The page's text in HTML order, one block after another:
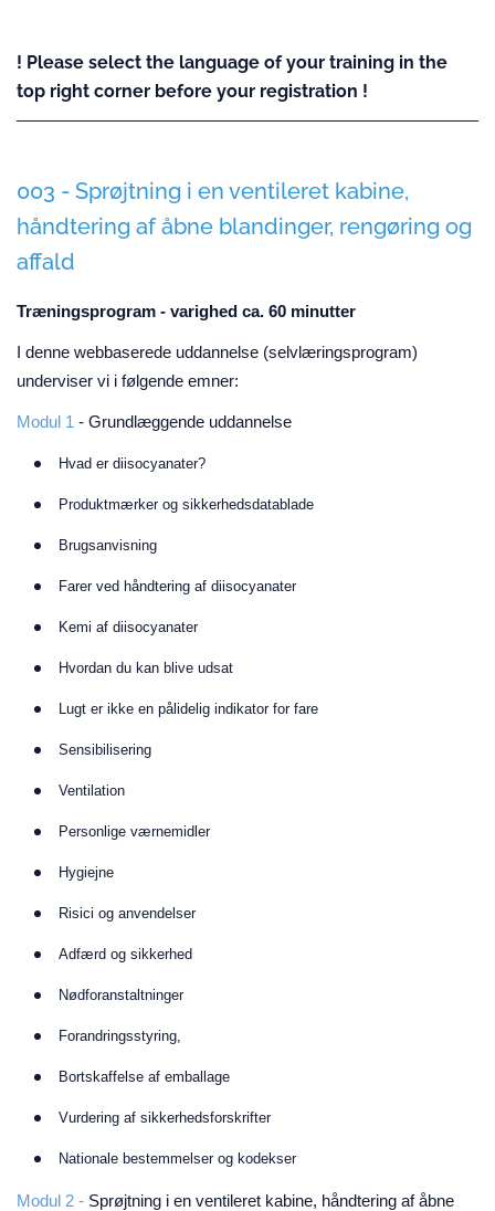
! Please select the language of your training in the
top right corner before your registration !
003 - Sprøjtning i en ventileret kabine,
håndtering af åbne blandinger, rengøring og
affald
Træningsprogram - varighed ca. 60 minutter
I denne webbaserede uddannelse (selvlæringsprogram)
underviser vi i følgende emner:
Modul 1 - Grundlæggende uddannelse
Hvad er diisocyanater?
Produktmærker og sikkerhedsdatablade
Brugsanvisning
Farer ved håndtering af diisocyanater
Kemi af diisocyanater
Hvordan du kan blive udsat
Lugt er ikke en pålidelig indikator for fare
Sensibilisering
Ventilation
Personlige værnemidler
Hygiejne
Risici og anvendelser
Adfærd og sikkerhed
Nødforanstaltninger
Forandringsstyring,
Bortskaffelse af emballage
Vurdering af sikkerhedsforskrifter
Nationale bestemmelser og kodekser
Modul 2 - Sprøjtning i en ventileret kabine, håndtering af åbne